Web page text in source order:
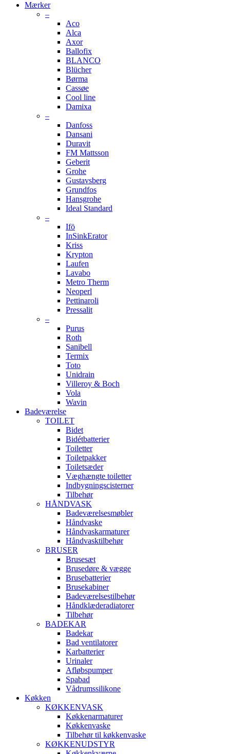
Mærker
–
Aco
Alca
Axor
Ballofix
BLANCO
Blücher
Børma
Cassøe
Cool line
Damixa
–
Danfoss
Dansani
Duravit
FM Mattsson
Geberit
Grohe
Gustavsberg
Grundfos
Hansgrohe
Ideal Standard
–
Ifö
InSinkErator
Kriss
Krypton
Laufen
Lavabo
Metro Therm
Neoperl
Pettinaroli
Pressalit
–
Purus
Roth
Sanibell
Termix
Toto
Unidrain
Villeroy & Boch
Vola
Wavin
Badeværelse
TOILET
Bidet
Bidétbatterier
Toiletter
Toiletpakker
Toiletsæder
Væghængte toiletter
Indbygningscisterner
Tilbehør
HÅNDVASK
Badeværelsesmøbler
Håndvaske
Håndvaskarmaturer
Håndvasktilbehør
BRUSER
Brusesæt
Brusedøre & vægge
Brusebatterier
Brusekabiner
Badeværelsestilbehør
Håndklæderadiatorer
Tilbehør
BADEKAR
Badekar
Bad ventilatorer
Karbatterier
Urinaler
Afløbspumper
Spabad
Vådrumssilikone
Køkken
KØKKENVASK
Køkkenarmaturer
Køkkenvaske
Tilbehør til køkkenvaske
KØKKENUDSTYR